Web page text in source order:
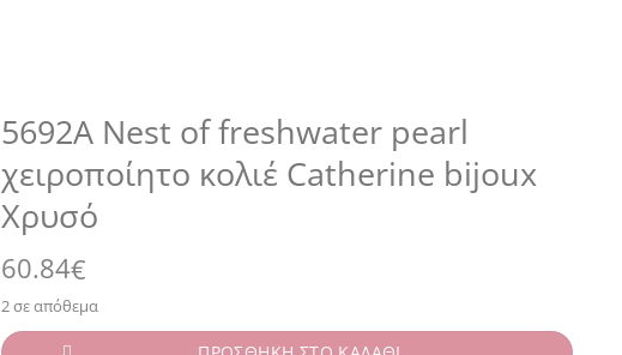
5692A Nest of freshwater pearl
χειροποίητο κολιέ Catherine bijoux
Χρυσό
60.84€
2 σε απόθεμα